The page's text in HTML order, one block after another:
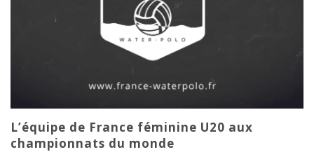
L’équipe de France féminine U20 aux
championnats du monde